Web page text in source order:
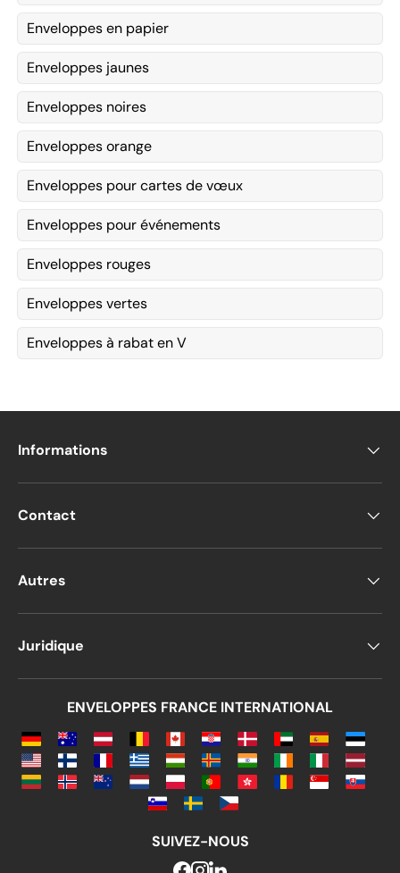
Enveloppes en papier
Enveloppes jaunes
Enveloppes noires
Enveloppes orange
Enveloppes pour cartes de vœux
Enveloppes pour événements
Enveloppes rouges
Enveloppes vertes
Enveloppes à rabat en V
Informations
Contact
Autres
Juridique
ENVELOPPES FRANCE INTERNATIONAL
SUIVEZ-NOUS